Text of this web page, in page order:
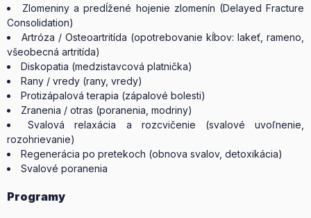
Zlomeniny a predĺžené hojenie zlomenín (Delayed Fracture
Consolidation)
Artróza / Osteoartritída (opotrebovanie kĺbov: lakeť, rameno,
všeobecná artritída)
Diskopatia (medzistavcová platnička)
Rany / vredy (rany, vredy)
Protizápalová terapia (zápalové bolesti)
Zranenia / otras (poranenia, modriny)
Svalová relaxácia a rozcvičenie (svalové uvoľnenie,
rozohrievanie)
Regenerácia po pretekoch (obnova svalov, detoxikácia)
Svalové poranenia
Programy